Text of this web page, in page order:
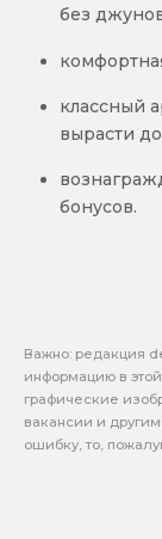
без
классный
вырасти
бонусов.
Важно: pедакция
информацию в
графические
вакансии и
ошибку, то,